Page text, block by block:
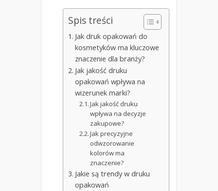
Spis treści
Jak druk opakowań do
kosmetyków ma kluczowe
znaczenie dla branży?
Jak jakość druku
opakowań wpływa na
wizerunek marki?
Jak jakość druku
wpływa na decyzje
zakupowe?
Jak precyzyjne
odwzorowanie
kolorów ma
znaczenie?
Jakie są trendy w druku
opakowań